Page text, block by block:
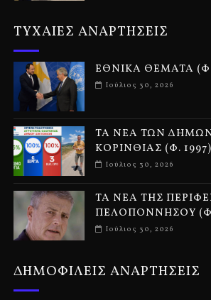
ΤΥΧΑΙΕΣ ΑΝΑΡΤΗΣΕΙΣ
ΕΘΝΙΚΑ ΘΕΜΑΤΑ (Φ.
Ιούλιος 30, 2026
ΤΑ ΝΕΑ ΤΩΝ
ΚΟΡΙΝΘΙΑΣ (Φ. 1997)
Ιούλιος 30, 2026
ΤΑ ΝΕΑ ΤΗΣ
ΠΕΛΟΠΟΝΝΗΣΟΥ (Φ.
Ιούλιος 30, 2026
ΔΗΜΟΦΙΛΕΙΣ ΑΝΑΡΤΗΣΕΙΣ